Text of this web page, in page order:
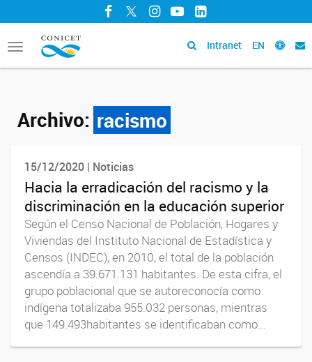
Facebook
TwitterInstagram
YouTubeLinkedIn
Toggle
navigation
Intranet EN
Archivo: racismo
15/12/2020 | Noticias
Hacia la erradicación del racismo y la
discriminación en la educación superior
Según el Censo Nacional de Población, Hogares y
Viviendas del Instituto Nacional de Estadística y
Censos (INDEC), en 2010, el total de la población
ascendía a 39.671.131 habitantes. De esta cifra, el
grupo poblacional que se autoreconocía como
indígena totalizaba 955.032 personas, mientras
que 149.493habitantes se identificaban como...